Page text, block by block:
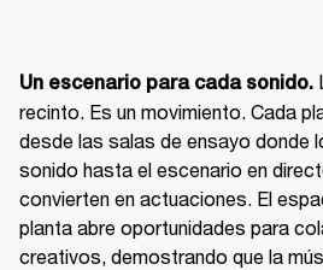
Un escenario para cada sonido.
recinto. Es un movimiento. Cada
desde las salas de ensayo donde
sonido hasta el escenario en
convierten en actuaciones. El
planta abre oportunidades para
creativos, demostrando que la